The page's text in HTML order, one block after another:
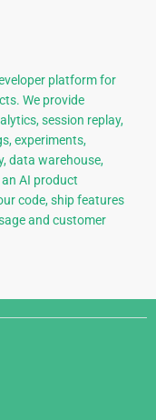
platform for
We provide
session replay,
experiments,
data warehouse,
AI product
code, ship features
and customer